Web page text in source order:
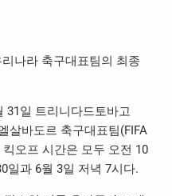
나라 축구대표팀의 최종
31일 트리니다드토바고
살바도르 축구대표팀(FIFA
오프 시간은 모두 오전 10
일과 6월 3일 저녁 7시다.